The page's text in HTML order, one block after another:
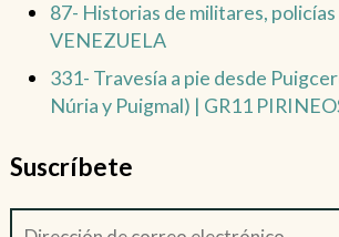
87- Historias de militares,
VENEZUELA
331- Travesía a pie desde
Núria y Puigmal) | GR11
Suscríbete